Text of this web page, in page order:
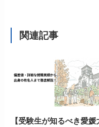
関連記事
【受験生が知るべき愛媛